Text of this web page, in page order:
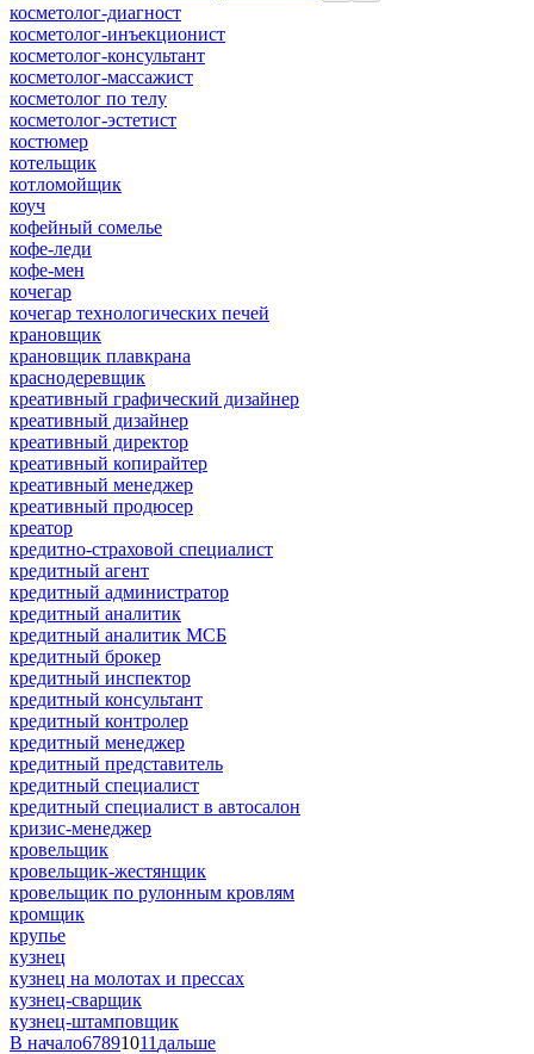
косметолог-диагност
косметолог-инъекционист
косметолог-консультант
косметолог-массажист
косметолог по телу
косметолог-эстетист
костюмер
котельщик
котломойщик
коуч
кофейный сомелье
кофе-леди
кофе-мен
кочегар
кочегар технологических печей
крановщик
крановщик плавкрана
краснодеревщик
креативный графический дизайнер
креативный дизайнер
креативный директор
креативный копирайтер
креативный менеджер
креативный продюсер
креатор
кредитно-страховой специалист
кредитный агент
кредитный администратор
кредитный аналитик
кредитный аналитик МСБ
кредитный брокер
кредитный инспектор
кредитный консультант
кредитный контролер
кредитный менеджер
кредитный представитель
кредитный специалист
кредитный специалист в автосалон
кризис-менеджер
кровельщик
кровельщик-жестянщик
кровельщик по рулонным кровлям
кромщик
крупье
кузнец
кузнец на молотах и прессах
кузнец-сварщик
кузнец-штамповщик
В начало67891011 дальше